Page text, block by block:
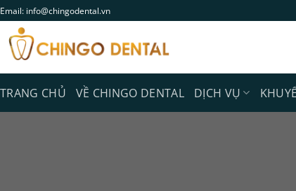
Skip
to
content
Email: info@chingodental.vn
TRANG CHỦ VỀ CHINGO DENTAL DỊCH VỤ